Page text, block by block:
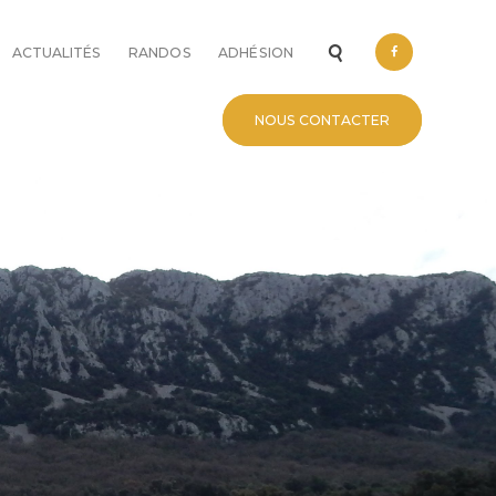
ACTUALITÉS RANDOS ADHÉSION
NOUS CONTACTER